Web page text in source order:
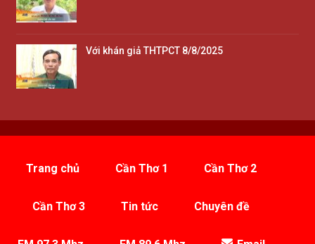
Với khán giả THTPCT 8/8/2025
Trang chủ Cần Thơ 1 Cần Thơ 2
Cần Thơ 3 Tin tức Chuyên đề